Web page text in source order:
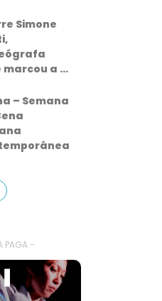
Simone
marcou a ...
– Semana
PAGA -